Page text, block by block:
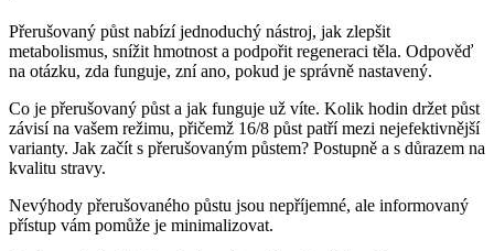
Přerušovaný půst nabízí jednoduchý nástroj, jak zlepšit
metabolismus, snížit hmotnost a podpořit regeneraci těla. Odpověď
na otázku, zda funguje, zní ano, pokud je správně nastavený.
Co je přerušovaný půst a jak funguje už víte. Kolik hodin držet půst
závisí na vašem režimu, přičemž 16/8 půst patří mezi nejefektivnější
varianty. Jak začít s přerušovaným půstem? Postupně a s důrazem na
kvalitu stravy.
Nevýhody přerušovaného půstu jsou nepříjemné, ale informovaný
přístup vám pomůže je minimalizovat.